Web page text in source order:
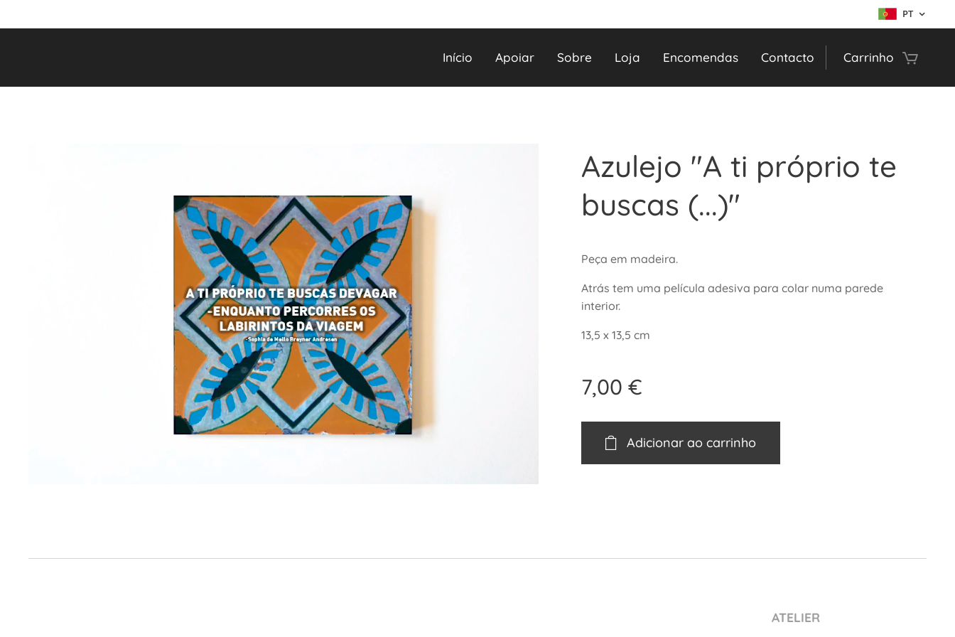
PT
Início Apoiar Sobre Loja Encomendas Contacto Carrinho
Azulejo "A ti próprio te
buscas (...)"
Peça em madeira.
Atrás tem uma película adesiva para colar numa parede
interior.
13,5 x 13,5 cm
7,00 €
Adicionar ao carrinho
ATELIER